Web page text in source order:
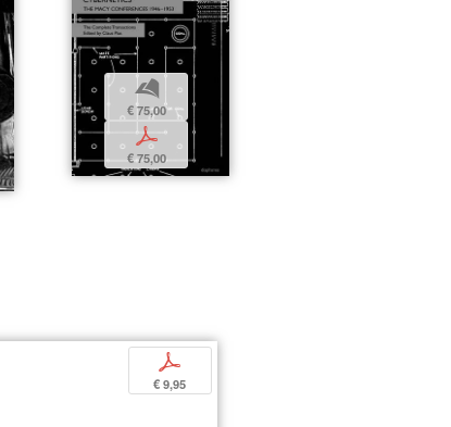
b
€ 75,00
p
€ 75,00
p
€ 9,95